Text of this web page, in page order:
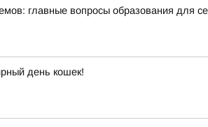
главные вопросы образования для
день кошек!